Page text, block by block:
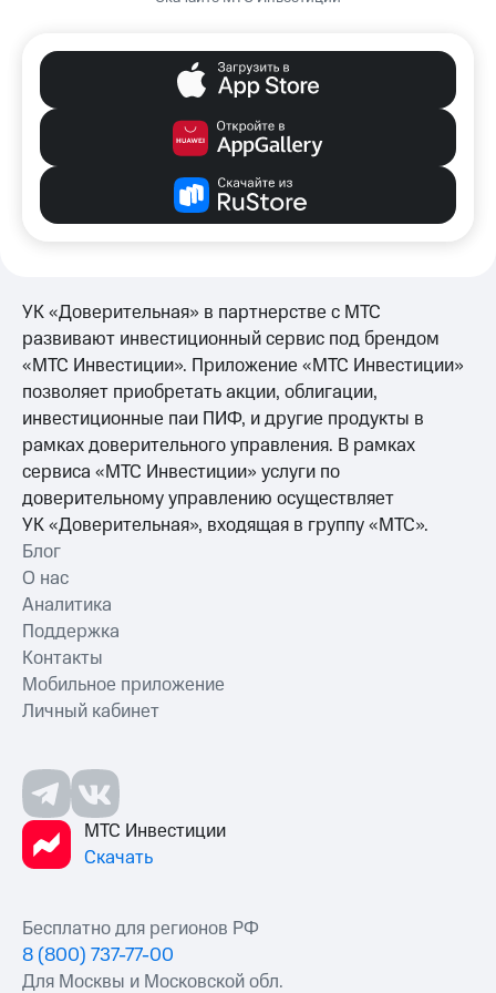
Наш сайтmts.investmentsтакже позволяет
открыть брокерский счёт, но пользоваться
им потом с сайта не получится, для это
нужно будет установить мобильное
приложение.
УК «Доверительная» в партнерстве с МТС
развивают инвестиционный сервис под брендом
«МТС Инвестиции». Приложение «МТС Инвестиции»
позволяет приобретать акции, облигации,
инвестиционные паи ПИФ, и другие продукты в
рамках доверительного управления. В рамках
сервиса «МТС Инвестиции» услуги по
доверительному управлению осуществляет
УК «Доверительная», входящая в группу «МТС».
Блог
О нас
Аналитика
Поддержка
Контакты
Мобильное приложение
Личный кабинет
МТС Инвестиции
Скачать
Бесплатно для регионов РФ
8 (800) 737-77-00
Для Москвы и Московской обл.